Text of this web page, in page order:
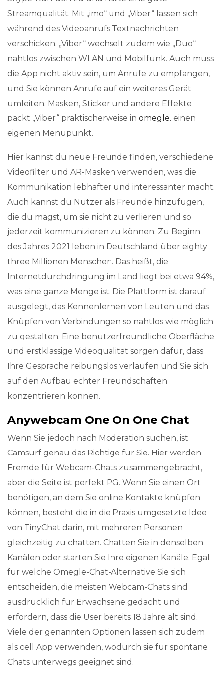
Streamqualität. Mit „imo“ und „Viber“ lassen sich
während des Videoanrufs Textnachrichten
verschicken. „Viber“ wechselt zudem wie „Duo“
nahtlos zwischen WLAN und Mobilfunk. Auch muss
die App nicht aktiv sein, um Anrufe zu empfangen,
und Sie können Anrufe auf ein weiteres Gerät
umleiten. Masken, Sticker und andere Effekte
packt „Viber“ praktischerweise in omegle. einen
eigenen Menüpunkt.
Hier kannst du neue Freunde finden, verschiedene
Videofilter und AR-Masken verwenden, was die
Kommunikation lebhafter und interessanter macht.
Auch kannst du Nutzer als Freunde hinzufügen,
die du magst, um sie nicht zu verlieren und so
jederzeit kommunizieren zu können. Zu Beginn
des Jahres 2021 leben in Deutschland über eighty
three Millionen Menschen. Das heißt, die
Internetdurchdringung im Land liegt bei etwa 94%,
was eine ganze Menge ist. Die Plattform ist darauf
ausgelegt, das Kennenlernen von Leuten und das
Knüpfen von Verbindungen so nahtlos wie möglich
zu gestalten. Eine benutzerfreundliche Oberfläche
und erstklassige Videoqualität sorgen dafür, dass
Ihre Gespräche reibungslos verlaufen und Sie sich
auf den Aufbau echter Freundschaften
konzentrieren können.
Anywebcam One On One Chat
Wenn Sie jedoch nach Moderation suchen, ist
Camsurf genau das Richtige für Sie. Hier werden
Fremde für Webcam-Chats zusammengebracht,
aber die Seite ist perfekt PG. Wenn Sie einen Ort
benötigen, an dem Sie online Kontakte knüpfen
können, besteht die in die Praxis umgesetzte Idee
von TinyChat darin, mit mehreren Personen
gleichzeitig zu chatten. Chatten Sie in denselben
Kanälen oder starten Sie Ihre eigenen Kanäle. Egal
für welche Omegle-Chat-Alternative Sie sich
entscheiden, die meisten Webcam-Chats sind
ausdrücklich für Erwachsene gedacht und
erfordern, dass die User bereits 18 Jahre alt sind.
Viele der genannten Optionen lassen sich zudem
als cell App verwenden, wodurch sie für spontane
Chats unterwegs geeignet sind.